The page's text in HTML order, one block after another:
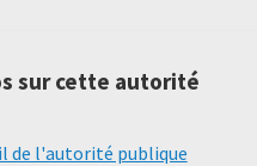
sur cette autorité
de l'autorité publique